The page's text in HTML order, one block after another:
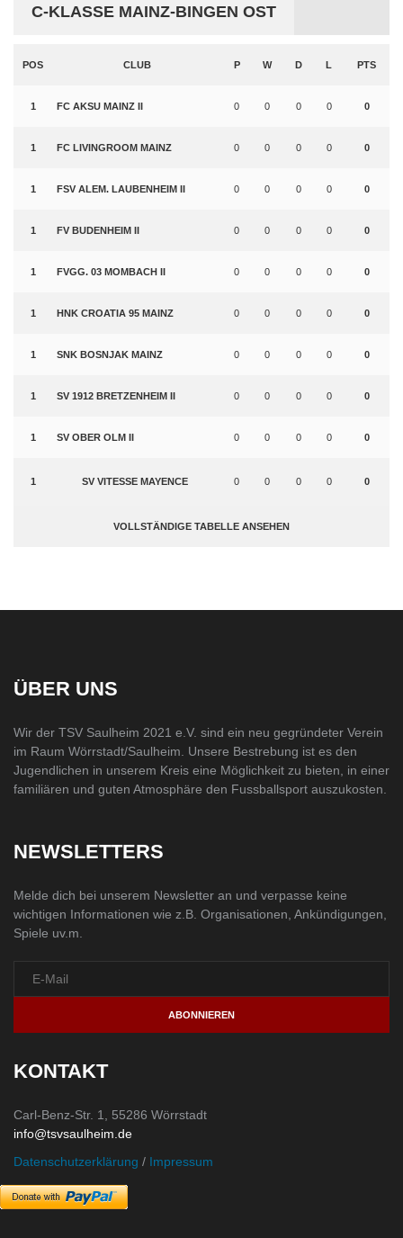
C-KLASSE MAINZ-BINGEN OST
POS CLUB P W D L PTS
1 FC AKSU MAINZ II 0 0 0 0 0
1 FC LIVINGROOM MAINZ 0 0 0 0 0
1 FSV ALEM. LAUBENHEIM II 0 0 0 0 0
1 FV BUDENHEIM II 0 0 0 0 0
1 FVGG. 03 MOMBACH II 0 0 0 0 0
1 HNK CROATIA 95 MAINZ 0 0 0 0 0
1 SNK BOSNJAK MAINZ 0 0 0 0 0
1 SV 1912 BRETZENHEIM II 0 0 0 0 0
1 SV OBER OLM II 0 0 0 0 0
1 SV VITESSE MAYENCE 0 0 0 0 0
VOLLSTÄNDIGE TABELLE ANSEHEN
ÜBER UNS
Wir der TSV Saulheim 2021 e.V. sind ein neu gegründeter Verein
im Raum Wörrstadt/Saulheim. Unsere Bestrebung ist es den
Jugendlichen in unserem Kreis eine Möglichkeit zu bieten, in einer
familiären und guten Atmosphäre den Fussballsport auszukosten.
NEWSLETTERS
Melde dich bei unserem Newsletter an und verpasse keine
wichtigen Informationen wie z.B. Organisationen, Ankündigungen,
Spiele uv.m.
KONTAKT
Carl-Benz-Str. 1
, 55286 Wörrstadt
info@tsvsaulheim.de
Datenschutzerklärung / Impressum